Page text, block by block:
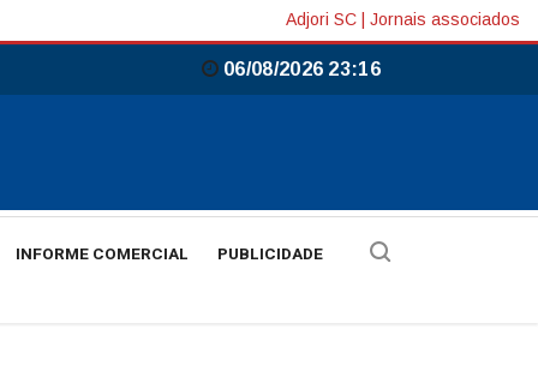
Adjori SC Jornais associados
06/08/2026 23:16
INFORME COMERCIAL PUBLICIDADE